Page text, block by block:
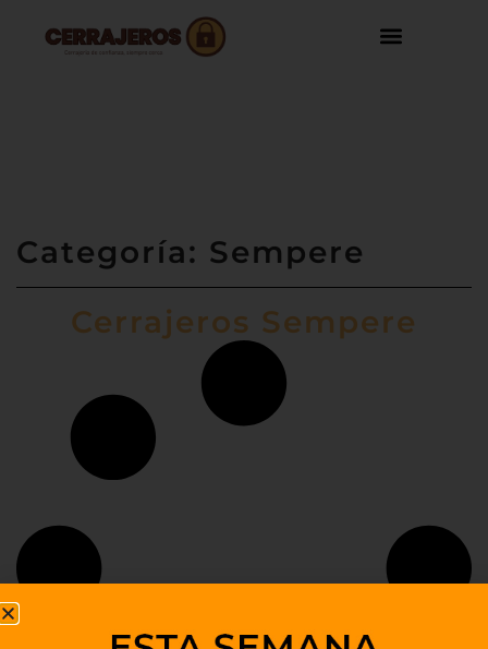
Categoría: Sempere
Cerrajeros Sempere